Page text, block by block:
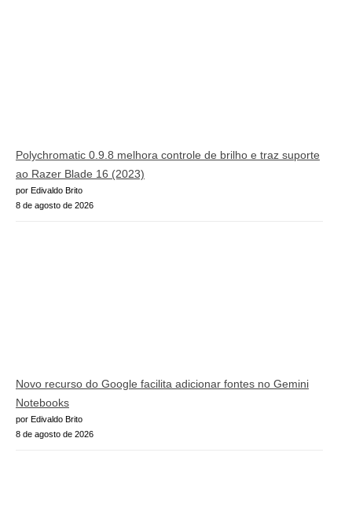
Polychromatic 0.9.8 melhora controle de brilho e traz suporte
ao Razer Blade 16 (2023)
por Edivaldo Brito
8 de agosto de 2026
Novo recurso do Google facilita adicionar fontes no Gemini
Notebooks
por Edivaldo Brito
8 de agosto de 2026